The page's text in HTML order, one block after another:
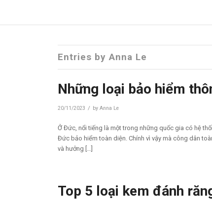
Entries by Anna Le
Những loại bảo hiểm
20/11/2023 / byAnna Le
Ở Đức, nổi tiếng là một trong những quốc gia có hệ
Đức bảo hiểm toàn diện. Chính vì vậy mà công dân
và hưởng […]
Top 5 loại kem đánh